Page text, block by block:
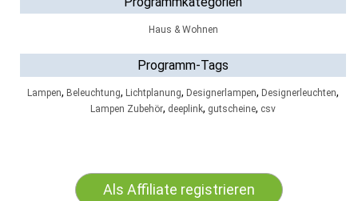
Haus & Wohnen
Programm-Tags
Lampen, Beleuchtung, Lichtplanung, Designerlampen, Designerleuchten,
Lampen Zubehör, deeplink, gutscheine, csv
Als Affiliate registrieren